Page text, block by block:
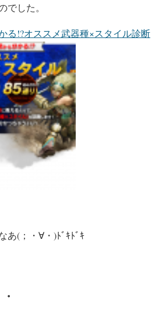
でした。
る!?オススメ武器種×スタイル診断
あ(；・∀・)ﾄﾞｷﾄﾞｷ